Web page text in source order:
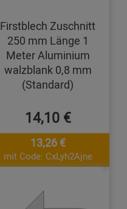
Firstblech Zuschnitt
250 mm Länge 1
Meter Aluminium
walzblank 0,8 mm
(Standard)
14,10 €
13,26 €
mit Code: CxLyh2Ajne